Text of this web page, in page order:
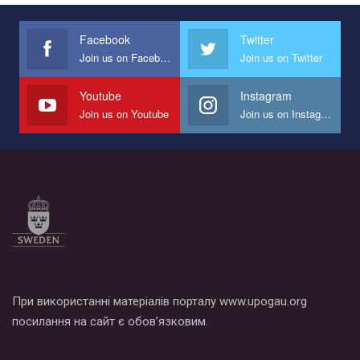
Facebook
Join us on Facebook
Twitter
Join us on Twitter
Youtube
Join us on Youtube
Instagram
Join us on Instagram
При використанні матеріалів порталу www.upogau.org
посилання на сайт є обов’язковим.